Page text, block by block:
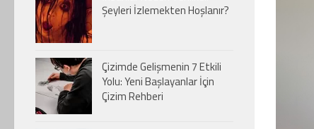
Şeyleri İzlemekten Hoşlanır?
Çizimde Gelişmenin 7 Etkili
Yolu: Yeni Başlayanlar İçin
Çizim Rehberi